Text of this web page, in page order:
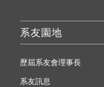
系友園地
歷屆系友會理事長
系友訊息